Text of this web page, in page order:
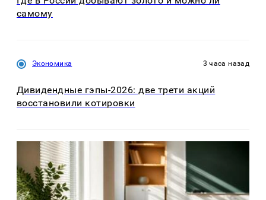
самому
Экономика 3 часа назад
Дивидендные гэпы-2026: две трети акций
восстановили котировки